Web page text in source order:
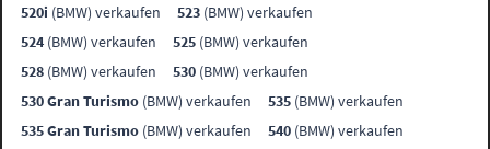
520i (BMW) verkaufen 523 (BMW) verkaufen
524 (BMW) verkaufen 525 (BMW) verkaufen
528 (BMW) verkaufen 530 (BMW) verkaufen
530 Gran Turismo (BMW) verkaufen 535 (BMW) verkaufen
535 Gran Turismo (BMW) verkaufen 540 (BMW) verkaufen